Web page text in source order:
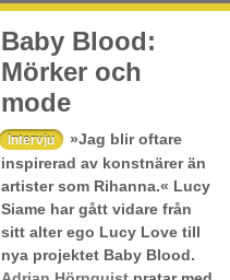
Baby Blood:
Mörker och
mode
Intervju
»Jag blir oftare
inspirerad av konstnärer än
artister som Rihanna.« Lucy
Siame har gått vidare från
sitt alter ego Lucy Love till
nya projektet Baby Blood.